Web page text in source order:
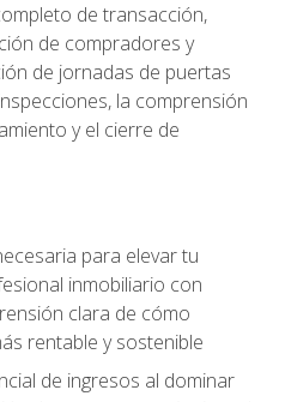
de transacción,
de compradores y
de jornadas de puertas
la comprensión
y el cierre de
para elevar tu
inmobiliario con
clara de cómo
rentable y sostenible
de ingresos al dominar